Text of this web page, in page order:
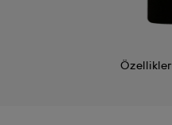
Özellikler